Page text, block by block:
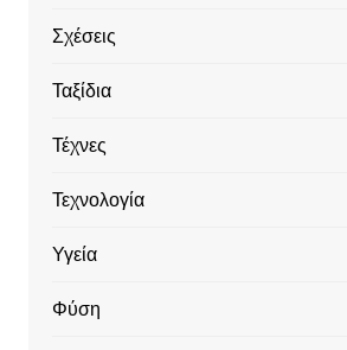
Σχέσεις
Ταξίδια
Τέχνες
Τεχνολογία
Υγεία
Φύση